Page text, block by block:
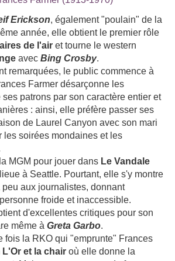
Erickson, également "poulain" de la
année, elle obtient le premier rôle
de l'air et tourne le western
avec Bing Crosby.
remarquées, le public commence à
Farmer désarçonne les
patrons par son caractère entier et
: ainsi, elle préfère passer ses
de Laurel Canyon avec son mari
les soirées mondaines et les
MGM pour jouer dans Le Vandale
à Seattle. Pourtant, elle s'y montre
aux journalistes, donnant
froide et inaccessible.
d'excellentes critiques pour son
même à Greta Garbo.
fois la RKO qui "emprunte" Frances
L'Or et la chair où elle donne la